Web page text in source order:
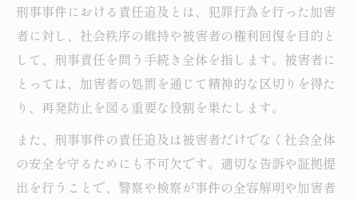
刑事事件で相談先を選ぶときのポイント
責任能力が争点の刑事事件の判断基準を解説
刑事事件で責任能力が問われる意味とは
刑事事件の責任能力がない場合の扱い方
責任能力の判断基準とその影響を知ろう
刑事事件でよくある責任能力の判例紹介
刑事責任能力鑑定の流れと注意点
刑事事件における責任追及とは、犯罪行為を行った加害
者に対し、社会秩序の維持や被害者の権利回復を目的と
して、刑事責任を問う手続き全体を指します。被害者に
とっては、加害者の処罰を通じて精神的な区切りを得た
り、再発防止を図る重要な役割を果たします。
また、刑事事件の責任追及は被害者だけでなく社会全体
の安全を守るためにも不可欠です。適切な告訴や証拠提
出を行うことで、警察や検察が事件の全容解明や加害者